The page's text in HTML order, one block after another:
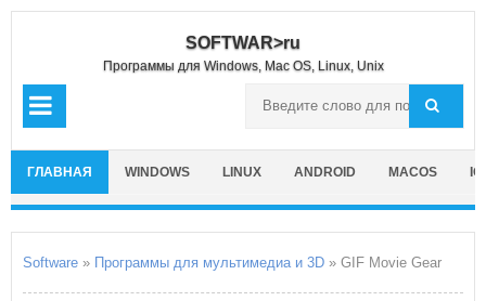
SOFTWAR>ru
Программы для Windows, Mac OS, Linux, Unix
ГЛАВНАЯ WINDOWS LINUX ANDROID MACOS
Software » Программы для мультимедиа и 3D » GIF Movie Gear